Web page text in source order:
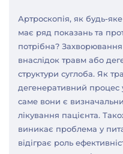
Артроскопія, як будь-
має ряд показань та
потрібна?
внаслідок травм або
структури суглоба. Як
дегенеративний процес у
саме вони є
лікування пацієнта.
виникає проблема у
відіграє роль